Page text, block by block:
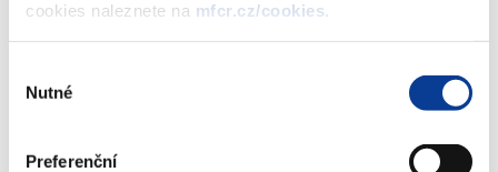
cookies naleznete na mfcr.cz/cookies
souhlasu
Nutné
Preferenční